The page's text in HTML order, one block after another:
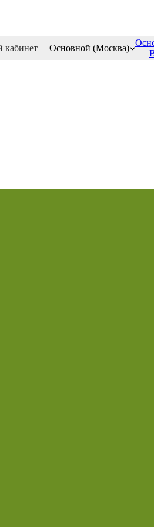
кабинет Основной (Москва)